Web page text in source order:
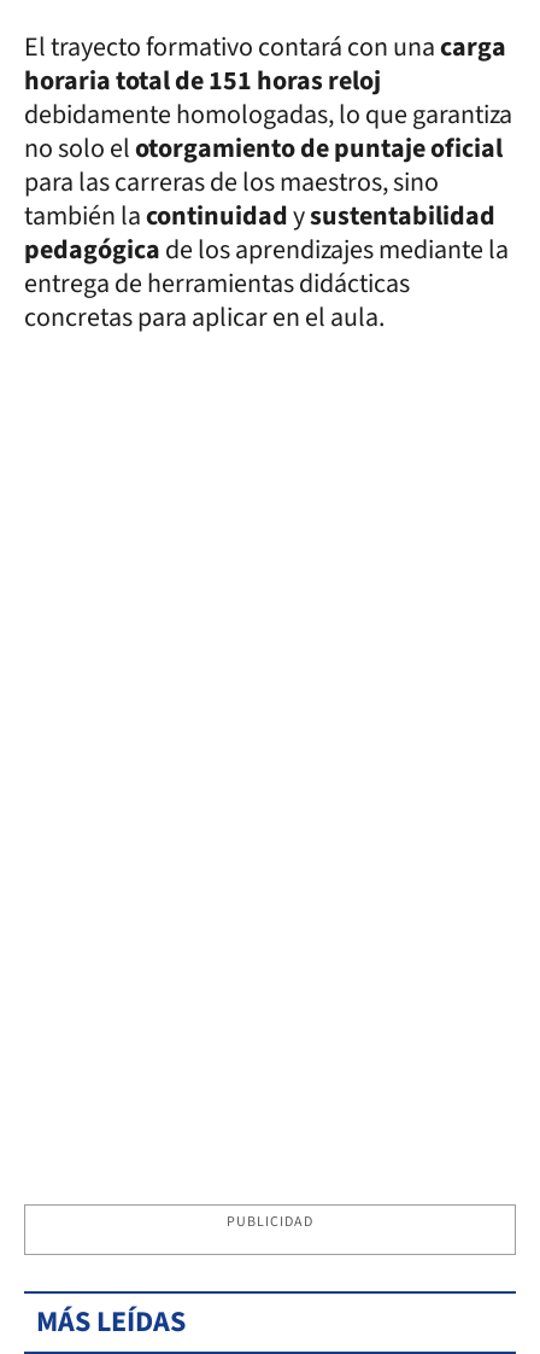
El trayecto formativo contará con unacarga
horaria total de 151 horas reloj
debidamente homologadas, lo que garantiza
no solo elotorgamiento de puntaje oficial
para las carreras de los maestros, sino
también lacontinuidadysustentabilidad
pedagógicade los aprendizajes mediante la
entrega de herramientas didácticas
concretas para aplicar en el aula.
PUBLICIDAD
MÁS LEÍDAS